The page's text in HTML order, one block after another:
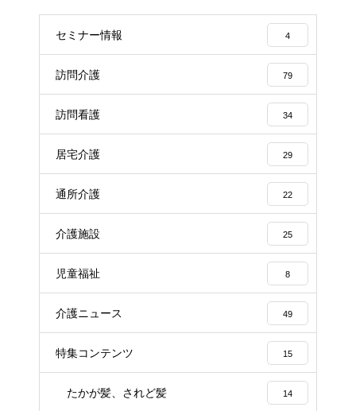
セミナー情報 4
訪問介護 79
訪問看護 34
居宅介護 29
通所介護 22
介護施設 25
児童福祉 8
介護ニュース 49
特集コンテンツ 15
たかが髪、されど髪 14